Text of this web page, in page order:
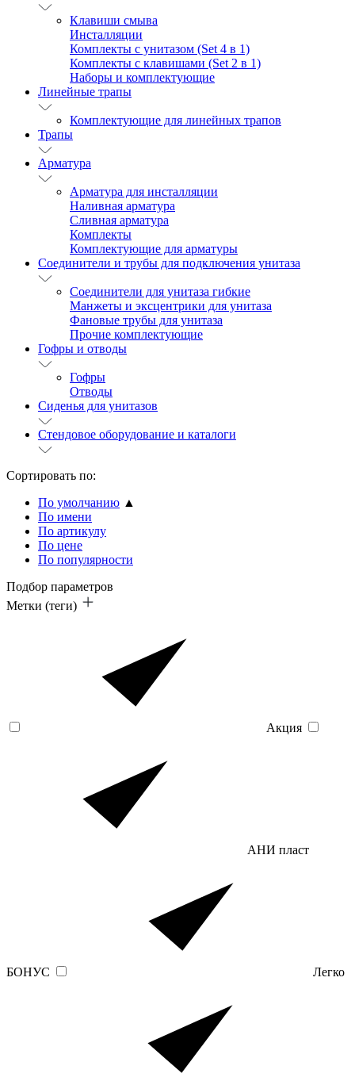
Клавиши смыва
Инсталляции
Комплекты с унитазом (Set 4 в 1)
Комплекты с клавишами (Set 2 в 1)
Наборы и комплектующие
Линейные трапы
Комплектующие для линейных трапов
Трапы
Арматура
Арматура для инсталляции
Наливная арматура
Сливная арматура
Комплекты
Комплектующие для арматуры
Соединители и трубы для подключения унитаза
Соединители для унитаза гибкие
Манжеты и эксцентрики для унитаза
Фановые трубы для унитаза
Прочие комплектующие
Гофры и отводы
Гофры
Отводы
Сиденья для унитазов
Стендовое оборудование и каталоги
Сортировать по:
По умолчанию ▲
По имени
По артикулу
По цене
По популярности
Подбор параметров
Метки (теги)
Акция
АНИ пласт
БОНУС Легко